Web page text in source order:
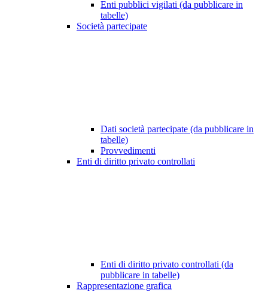
Enti pubblici vigilati (da pubblicare in
tabelle)
Società partecipate
Dati società partecipate (da pubblicare in
tabelle)
Provvedimenti
Enti di diritto privato controllati
Enti di diritto privato controllati (da
pubblicare in tabelle)
Rappresentazione grafica